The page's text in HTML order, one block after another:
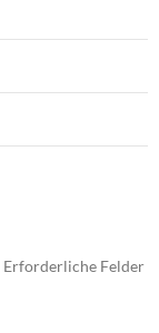
Erforderliche Felder